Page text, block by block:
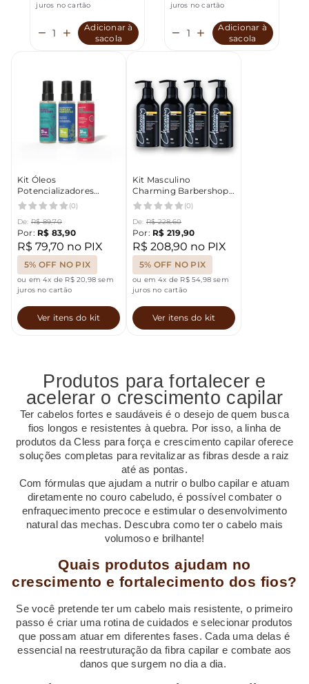
juros no cartão
Adicionar à
sacola
juros no cartão
Adicionar à
sacola
Kit Óleos
Potencializadores
Capilar Hidratação
Intensa Eu Amo
Charming
(0)
De: R$ 89,70
Por: R$ 83,90
R$ 79,70 no PIX
5% OFF NO PIX
ou em 4x de R$ 20,98 sem
juros no cartão
Ver itens do kit
Kit Masculino
Charming Barbershop:
Limpeza, Hidratação e
Proteção Pós-Barbear
(0)
De: R$ 228,60
Por: R$ 219,90
R$ 208,90 no PIX
5% OFF NO PIX
ou em 4x de R$ 54,98 sem
juros no cartão
Ver itens do kit
Produtos para fortalecer e
acelerar o crescimento capilar
Ter cabelos fortes e saudáveis é o desejo de quem busca
fios longos e resistentes à quebra. Por isso, a linha de
produtos da Cless para força e crescimento capilar oferece
soluções completas para revitalizar as fibras desde a raiz
até as pontas.
Com fórmulas que ajudam a nutrir o bulbo capilar e atuam
diretamente no couro cabeludo, é possível combater o
enfraquecimento precoce e estimular o desenvolvimento
natural das mechas. Descubra como ter o cabelo mais
volumoso e brilhante!
Quais produtos ajudam no
crescimento e fortalecimento dos fios?
Se você pretende ter um cabelo mais resistente, o primeiro
passo é criar uma rotina de cuidados e selecionar produtos
que possam atuar em diferentes fases. Cada uma delas é
essencial na reestruturação da fibra capilar e combate aos
danos que surgem no dia a dia.